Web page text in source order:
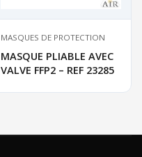
MASQUES DE PROTECTION
MASQUE PLIABLE AVEC
VALVE FFP2 – REF 23285